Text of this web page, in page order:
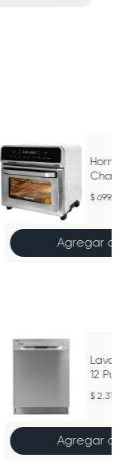
Agregar
12
Agregar